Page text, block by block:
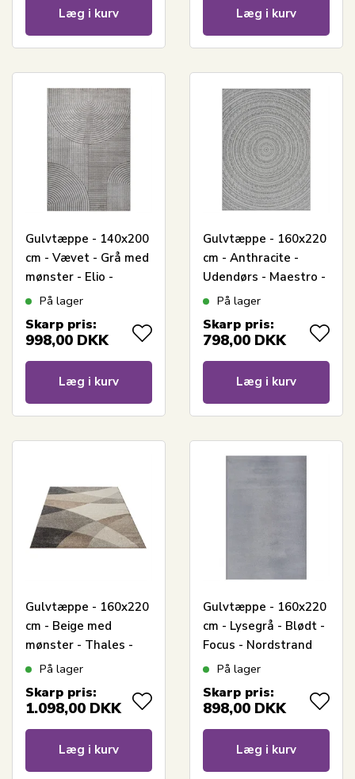
Læg i kurv Læg i kurv
Gulvtæppe - 140x200
cm - Vævet - Grå med
mønster - Elio -
Nordstrand Home
På lager
Skarp pris:
998,00 DKK
Læg i kurv
Gulvtæppe - 160x220
cm - Anthracite -
Udendørs - Maestro -
Nordstrand Home
På lager
Skarp pris:
798,00 DKK
Læg i kurv
Gulvtæppe - 160x220
cm - Beige med
mønster - Thales -
Nordstrand Home
På lager
Skarp pris:
1.098,00 DKK
Læg i kurv
Gulvtæppe - 160x220
cm - Lysegrå - Blødt -
Focus - Nordstrand
Home
På lager
Skarp pris:
898,00 DKK
Læg i kurv